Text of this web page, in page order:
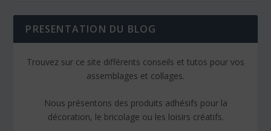
PRESENTATION DU BLOG
Trouvez sur ce site différents conseils et tutos pour vos
assemblages et collages.
Nous présentons des produits adhésifs pour la
décoration, le bricolage ou les loisirs créatifs.